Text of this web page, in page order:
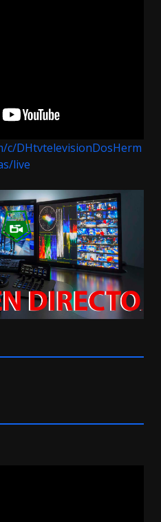
c/DHtvtelevisionDosHerm
live